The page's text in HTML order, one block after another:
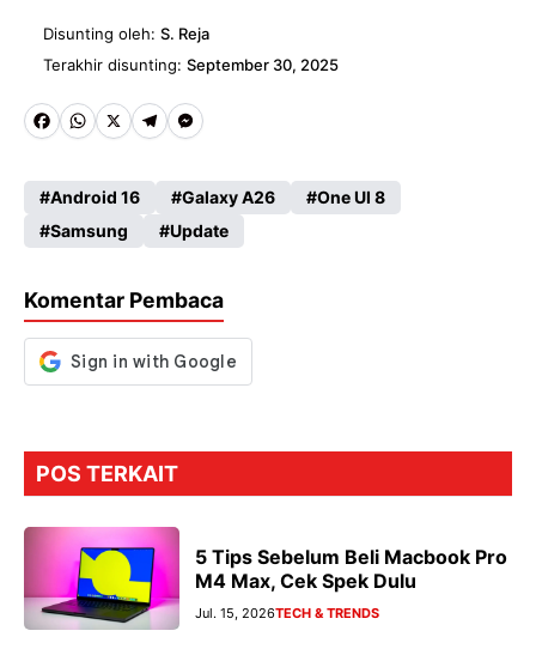
Disunting oleh: S. Reja
Terakhir disunting: September 30, 2025
Fa
b
o
k
W
ts
A
p
X
Te
gr
a
M
se
n
er
Android 16 Galaxy A26
One UI 8
Samsung
Update
Komentar Pembaca
POS TERKAIT
5 Tips Sebelum Beli Macbook Pro
M4 Max, Cek Spek Dulu
Jul. 15, 2026TECH & TRENDS